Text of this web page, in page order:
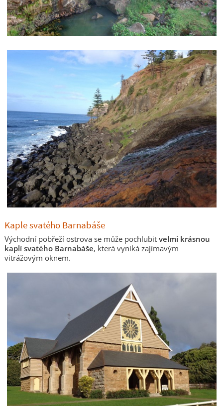
Kaple svatého Barnabáše
Východní pobřeží ostrova se může pochlubit velmi krásnou
kaplí svatého Barnabáše, která vyniká zajímavým
vitrážovým oknem.